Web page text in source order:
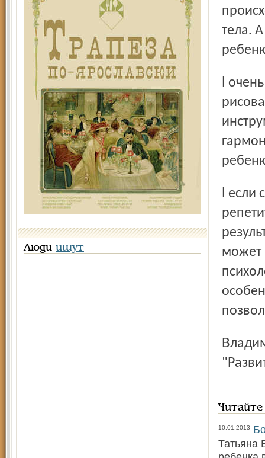
Люди ищут
тела.
l очень полезны занятия музыкой, пением, танцами,
l если систематические дополнительные занятия с
может
Владимир МАМАЕВ, психолог ярославского центра
10.01.2013
Татьяна